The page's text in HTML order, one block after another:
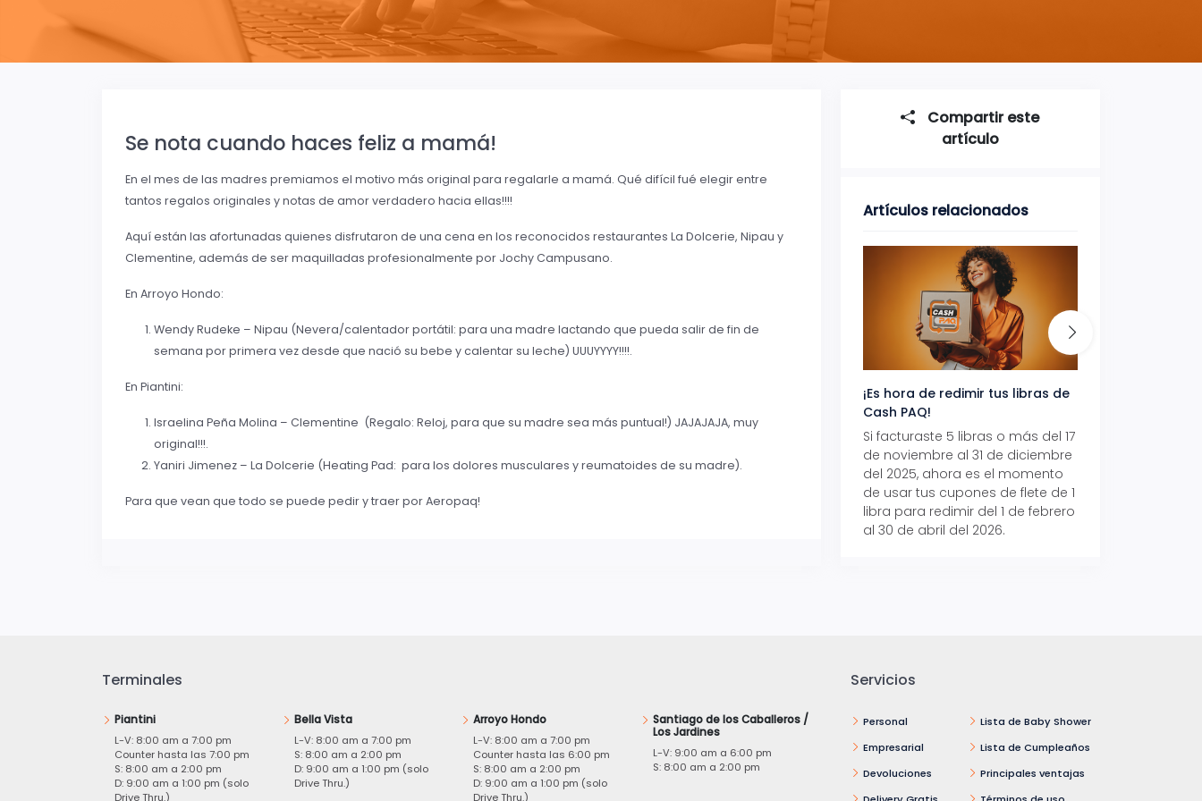
Se nota cuando haces feliz a mamá!
En el mes de las madres premiamos el motivo más original para regalarle a mamá. Qué difícil fué elegir entre
tantos regalos originales y notas de amor verdadero hacia ellas!!!!
Aquí están las afortunadas quienes disfrutaron de una cena en los reconocidos restaurantes La Dolcerie, Nipau y
Clementine, además de ser maquilladas profesionalmente por Jochy Campusano.
En Arroyo Hondo:
Wendy Rudeke – Nipau (Nevera/calentador portátil: para una madre lactando que pueda salir de fin de
semana por primera vez desde que nació su bebe y calentar su leche) UUUYYYY!!!!.
En Piantini:
Israelina Peña Molina – Clementine (Regalo: Reloj, para que su madre sea más puntual!) JAJAJAJA, muy
original!!!.
Yaniri Jimenez – La Dolcerie (Heating Pad: para los dolores musculares y reumatoides de su madre).
Para que vean que todo se puede pedir y traer por Aeropaq!
Compartir este
artículo
Artículos relacionados
¡Es hora de redimir tus libras de
Cash PAQ!
Si facturaste 5 libras o más del 17
de noviembre al 31 de diciembre
del 2025, ahora es el momento
de usar tus cupones de flete de 1
libra para redimir del 1 de febrero
al 30 de abril del 2026.
Terminales
Piantini
L-V: 8:00 am a 7:00 pm
Counter hasta las 7:00 pm
S: 8:00 am a 2:00 pm
D: 9:00 am a 1:00 pm (solo
Drive Thru.)
Bella Vista
L-V: 8:00 am a 7:00 pm
S: 8:00 am a 2:00 pm
D: 9:00 am a 1:00 pm (solo
Drive Thru.)
Arroyo Hondo
L-V: 8:00 am a 7:00 pm
Counter hasta las 6:00 pm
S: 8:00 am a 2:00 pm
D: 9:00 am a 1:00 pm (solo
Drive Thru.)
Santiago de los Caballeros /
Los Jardines
L-V: 9:00 am a 6:00 pm
S: 8:00 am a 2:00 pm
Servicios
Personal
Empresarial
Devoluciones
Lista de Baby Shower
Lista de Cumpleaños
Principales ventajas